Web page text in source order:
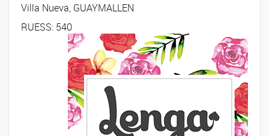
Villa Nueva, GUAYMALLEN
RUESS: 540